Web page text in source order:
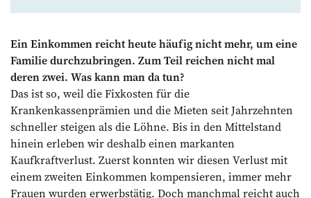
Ein Einkommen reicht heute häufig nicht mehr, um eine
Familie durchzubringen. Zum Teil reichen nicht mal
deren zwei. Was kann man da tun?
Das ist so, weil die Fixkosten für die
Krankenkassenprämien und die Mieten seit Jahrzehnten
schneller steigen als die Löhne. Bis in den Mittelstand
hinein erleben wir deshalb einen markanten
Kaufkraftverlust. Zuerst konnten wir diesen Verlust mit
einem zweiten Einkommen kompensieren, immer mehr
Frauen wurden erwerbstätig. Doch manchmal reicht auch